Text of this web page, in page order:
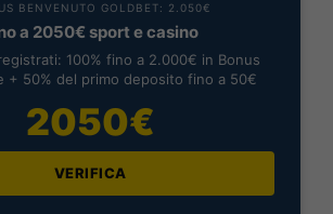
BENVENUTO GOLDBET: 2.050€
a 2050€ sport e casino
100% fino a 2.000€ in Bonus
+ 50% del primo deposito fino a 50€
2050€
VERIFICA